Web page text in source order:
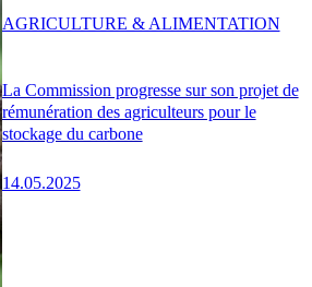
La Commission progresse sur son projet de
rémunération des agriculteurs pour le
stockage du carbone
14.05.2025
AGRICULTURE & ALIMENTATION